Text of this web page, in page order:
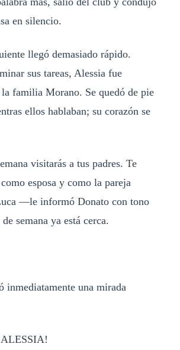
en silencio.
llegó demasiado rápido.
sus tareas, Alessia fue
familia Morano. Se quedó de pie
ellos hablaban; su corazón se
visitarás a tus padres. Te
esposa y como la pareja
—le informó Donato con tono
semana ya está cerca.
inmediatamente una mirada